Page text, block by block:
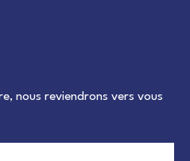
nous reviendrons vers vous